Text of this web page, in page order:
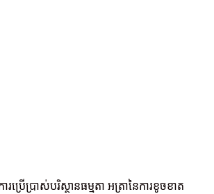
ើប្រាស់បរិស្ថានធម្មតា អត្រានៃការខូចខាត